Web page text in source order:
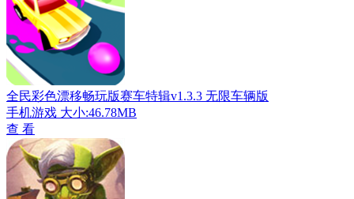
全民彩色漂移畅玩版赛车特辑v1.3.3 无限车辆版
手机游戏 大小:46.78MB
查 看